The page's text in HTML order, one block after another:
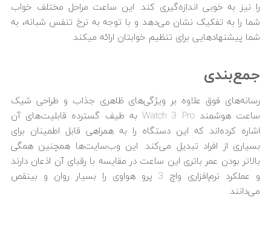
را نیز به خوبی اندازه‌گیری کند. این ساعت مراحل مختلف خواب
شما را به تفکیک نشان می‌دهد و با توجه به نرخ تنفس شبانه، به
شما پیشنهادهایی برای تنظیم خوابتان ارائه می­کند.
جمع‌بندی
رسانه‌های فوق علاوه بر ویژگی‌های ظاهری جذاب و طراحی شیک
ساعت هوشمند Watch 3 Pro به طیف گسترده قابلیت‌های آن
اشاره کرده‌اند که این دستگاه را به همراهی قابل اطمینان برای
بسیاری از افراد تبدیل می‌کند. این وب‌سایت‌ها همچنین همگی
بالاتر بودن عمر باتری این ساعت در مقایسه با رقبای آن اذعان دارند
و عملکرد نرم‌افزاری واچ 3 پرو هواوی را بسیار روان و بی­نقص
می‌دانند.